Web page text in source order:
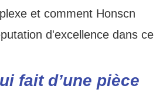
et comment Honscn
d'excellence dans ce
fait d’une pièce